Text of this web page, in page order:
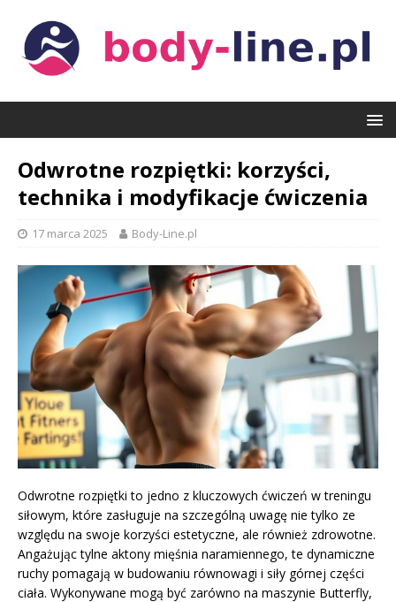
Odwrotne rozpiętki: korzyści,
technika i modyfikacje ćwiczenia
17 marca 2025 Body-Line.pl
Odwrotne rozpiętki to jedno z kluczowych ćwiczeń w treningu
siłowym, które zasługuje na szczególną uwagę nie tylko ze
względu na swoje korzyści estetyczne, ale również zdrowotne.
Angażując tylne aktony mięśnia naramiennego, te dynamiczne
ruchy pomagają w budowaniu równowagi i siły górnej części
ciała. Wykonywane mogą być zarówno na maszynie Butterfly,